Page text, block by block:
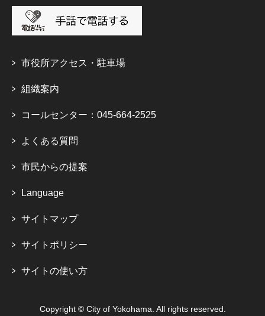
市役所アクセス・駐車場
組織案内
コールセンター：045-664-2525
よくある質問
市民からの提案
Language
サイトマップ
サイトポリシー
サイトの使い方
Copyright © City of Yokohama. All rights reserved.